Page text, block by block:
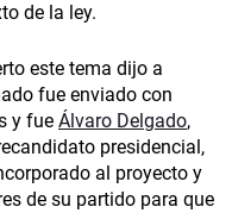
de la ley.
este tema dijo a
fue enviado con
y fue Álvaro Delgado,
presidencial,
al proyecto y
de su partido para que